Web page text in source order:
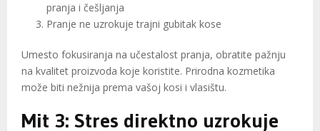
pranja i češljanja
Pranje ne uzrokuje trajni gubitak kose
Umesto fokusiranja na učestalost pranja, obratite pažnju
na kvalitet proizvoda koje koristite. Prirodna kozmetika
može biti nežnija prema vašoj kosi i vlasištu.
Mit 3: Stres direktno uzrokuje